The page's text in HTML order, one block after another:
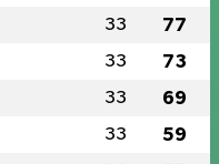
33 77
33 73
33 69
33 59